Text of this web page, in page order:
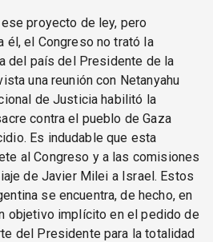
proyecto de ley, pero
él, el Congreso no trató la
del país del Presidente de la
una reunión con Netanyahu
de Justicia habilitó la
contra el pueblo de Gaza
Es indudable que esta
al Congreso y a las comisiones
de Javier Milei a Israel. Estos
se encuentra, de hecho, en
objetivo implícito en el pedido de
del Presidente para la totalidad